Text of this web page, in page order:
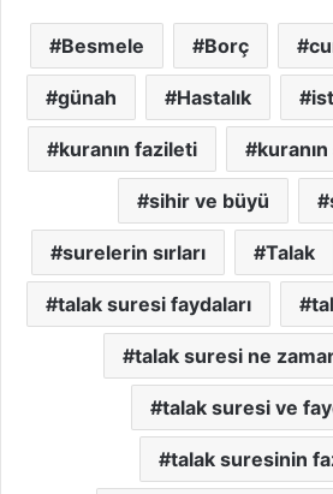
Besmele Borç
günah Hastalık
kuranın fazileti kuranın
sihir ve büyü
surelerin sırları Talak
talak suresi faydaları
talak suresi ne
talak suresi ve
talak suresinin